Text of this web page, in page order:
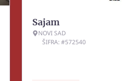
Sajam
NOVI SAD
ŠIFRA: #572540